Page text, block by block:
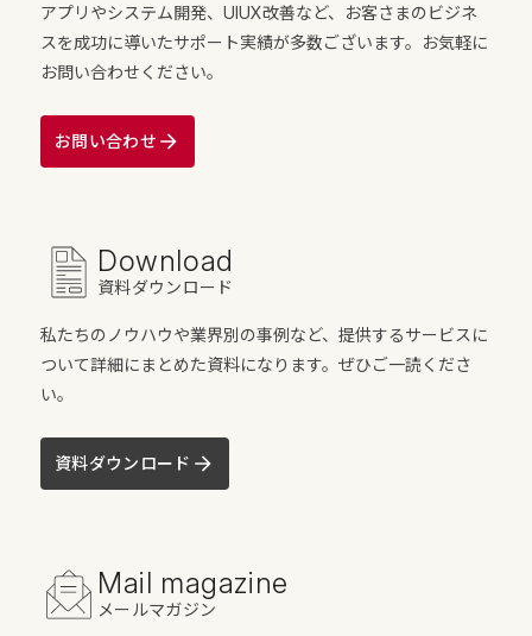
アプリやシステム開発、UIUX改善など、お客さまのビジネ
スを成功に導いたサポート実績が多数ございます。お気軽に
お問い合わせください。
お問い合わせ
Download
資料ダウンロード
私たちのノウハウや業界別の事例など、提供するサービスに
ついて詳細にまとめた資料になります。ぜひご一読くださ
い。
資料ダウンロード
Mail magazine
メールマガジン